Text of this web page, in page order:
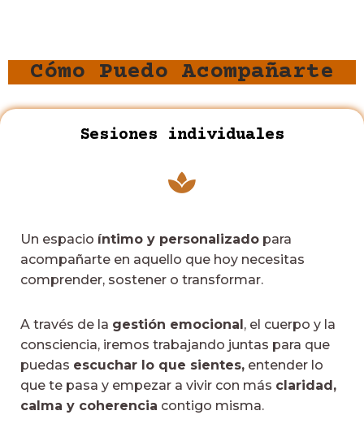
Cómo Puedo Acompañarte
Sesiones individuales
Un espacio íntimo y personalizado para
acompañarte en aquello que hoy necesitas
comprender, sostener o transformar.
A través de la gestión emocional , el cuerpo y la
consciencia, iremos trabajando juntas para que
puedas escuchar lo que sientes, entender lo
que te pasa y empezar a vivir con más claridad,
calma y coherencia contigo misma.